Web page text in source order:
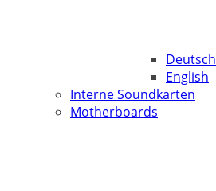
Deutsch
English
Interne Soundkarten
Motherboards